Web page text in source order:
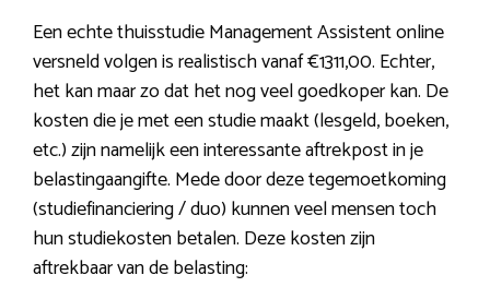
Een echte thuisstudie Management Assistent online
versneld volgen is realistisch vanaf €1311,00. Echter,
het kan maar zo dat het nog veel goedkoper kan. De
kosten die je met een studie maakt (lesgeld, boeken,
etc.) zijn namelijk een interessante aftrekpost in je
belastingaangifte. Mede door deze tegemoetkoming
(studiefinanciering / duo) kunnen veel mensen toch
hun studiekosten betalen. Deze kosten zijn
aftrekbaar van de belasting: